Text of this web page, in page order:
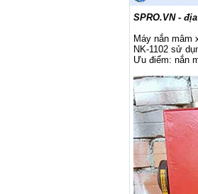
SPRO.VN -
Máy nắn mâm
NK-1102 sử
Ưu điểm: nắn